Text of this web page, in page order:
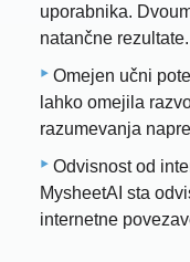
uporabnika.
natančne rezultate.
Omejen učni
lahko omejila
razumevanja
Odvisnost od
MysheetAI sta
internetne